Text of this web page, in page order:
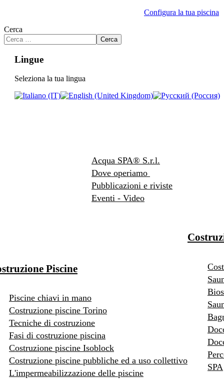
Configura la tua piscina
Cerca
Cerca
Lingue
Seleziona la tua lingua
Acqua SPA® S.r.l.
Dove operiamo
Pubblicazioni e riviste
Eventi - Video
Piscine
Piscine chiavi in mano
Costruzione piscine Torino
Tecniche di costruzione
Fasi di costruzione piscina
Costruzione piscine Isoblock
Costruzione piscine pubbliche ed a uso collettivo
L'impermeabilizzazione delle piscine
SPA